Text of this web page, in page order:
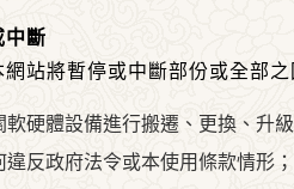
中斷
站將暫停或中斷部份或全部
軟硬體設備進行搬遷、更換、升
違反政府法令或本使用條款情形；